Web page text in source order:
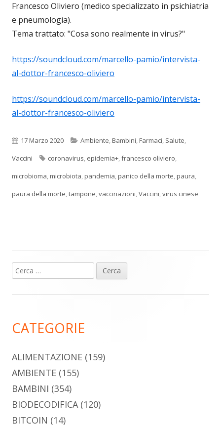
Francesco Oliviero (medico specializzato in psichiatria
e pneumologia).
Tema trattato: "Cosa sono realmente in virus?"
https://soundcloud.com/marcello-pamio/intervista-
al-dottor-francesco-oliviero
https://soundcloud.com/marcello-pamio/intervista-
al-dottor-francesco-oliviero
Pubblicato
17 Marzo 2020 Categorie
Ambiente,Bambini,Farmaci, Salute,
Vaccini
Tag
coronavirus, epidemia+,francesco oliviero,
microbioma,microbiota,pandemia,panico della morte,paura,
paura della morte,tampone,vaccinazioni,Vaccini,virus cinese
Barra
laterale
Ricerca
per:
CATEGORIE
ALIMENTAZIONE (159)
AMBIENTE (155)
BAMBINI (354)
BIODECODIFICA(120)
BITCOIN (14)